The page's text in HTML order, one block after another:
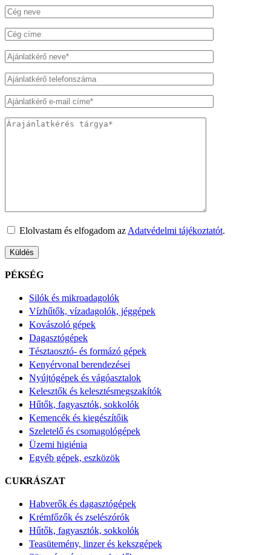
Elolvastam és elfogadom az Adatvédelmi tájékoztatót.
PÉKSÉG
Silók és mikroadagolók
Vízhűtők, vízadagolók, jéggépek
Kovászoló gépek
Dagasztógépek
Tésztaosztó- és formázó gépek
Kenyérvonal berendezései
Nyújtógépek és vágóasztalok
Kelesztők és kelesztésmegszakítók
Hűtők, fagyasztók, sokkolók
Kemencék és kiegészítőik
Szeletelő és csomagológépek
Üzemi higiénia
Egyéb gépek, eszközök
CUKRÁSZAT
Habverők és dagasztógépek
Krémfőzők és zselészórók
Hűtők, fagyasztók, sokkolók
Teasütemény, linzer és kekszgépek